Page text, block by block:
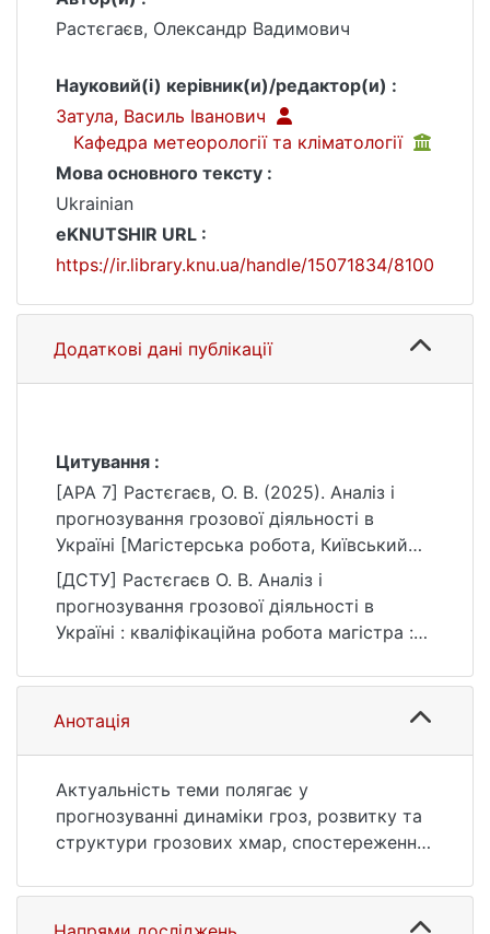
Растєгаєв, Олександр Вадимович
Науковий(і) керівник(и)/редактор(и) :
Затула, Василь Іванович
Кафедра метеорології та кліматології
Мова основного тексту :
Ukrainian
eKNUTSHIR URL :
https://ir.library.knu.ua/handle/15071834/8100
Додаткові дані публікації
Цитування :
[APA 7] Растєгаєв, О. В. (2025). Аналіз і
прогнозування грозової діяльності в
Україні [Магістерська робота, Київський
національний університет імені Тараса
Шевченка]. eKNUTSHIR.
https://ir.library.knu.ua/handle/15071834/8100
[ДСТУ] Растєгаєв О. В. Аналіз і
прогнозування грозової діяльності в
Україні : кваліфікаційна робота магістра :
Затула. Київ, 2025. 80 с. URL:
https://ir.library.knu.ua/handle/15071834/8100
(дата звернення: 25.07.2026).
Анотація
Актуальність теми полягає у
прогнозуванні динаміки гроз, розвитку та
структури грозових хмар, спостереженні
змінами глобального клімату, моделюванні
грозових осередків задля вживання